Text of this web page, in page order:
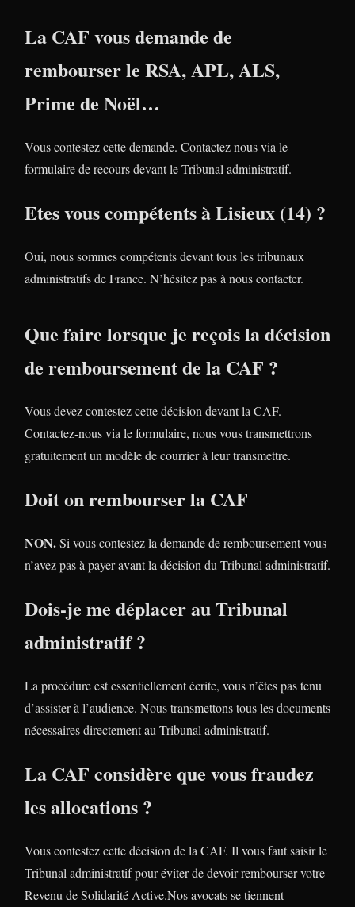
La CAF vous demande de
rembourser le RSA, APL, ALS,
Prime de Noël…
Vous contestez cette demande. Contactez nous via le
formulaire de recours devant le Tribunal administratif.
Etes vous compétents à Lisieux (14) ?
Oui, nous sommes compétents devant tous les tribunaux
administratifs de France. N’hésitez pas à nous contacter.
Que faire lorsque je reçois la décision
de remboursement de la CAF ?
Vous devez contestez cette décision devant la CAF.
Contactez-nous via le formulaire, nous vous transmettrons
gratuitement un modèle de courrier à leur transmettre.
Doit on rembourser la CAF
NON.Si vous contestez la demande de remboursement vous
n’avez pas à payer avant la décision du Tribunal administratif.
Dois-je me déplacer au Tribunal
administratif ?
La procédure est essentiellement écrite, vous n’êtes pas tenu
d’assister à l’audience. Nous transmettons tous les documents
nécessaires directement au Tribunal administratif.
La CAF considère que vous fraudez
les allocations ?
Vous contestez cette décision de la CAF. Il vous faut saisir le
Tribunal administratif pour éviter de devoir rembourser votre
Revenu de Solidarité Active.Nos avocats se tiennent